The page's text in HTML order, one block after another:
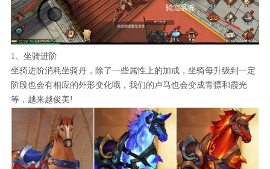
1、坐骑进阶
坐骑进阶消耗坐骑丹，除了一些属性上的加成，坐骑每升级到一定
阶段也会有相应的外形变化哦，我们的卢马也会变成青骠和霞光
等，越来越俊美!